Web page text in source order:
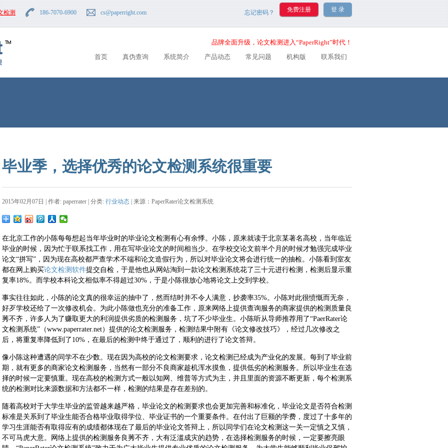
检测 186-7070-6900 cs@paperright.com 忘记密码？
品牌全面升级，论文检测进入“PaperRight”时代！
首页
真伪查询 系统简介 产品动态 常见问题 机构版 联系我们
毕业季，选择优秀的论文检测系统很重要
2015年02月07日 | 作者: paperrater | 分类: 行业动态 | 来源：PaperRater论文检测系统
在北京工作的小陈每每想起当年毕业时的毕业论文检测有心有余悸。小陈，原来就读于北京某著名高校，当年临近
毕业的时候，因为忙于联系找工作，用在写毕业论文的时间相当少。在学校交论文前半个月的时候才勉强完成毕业
论文“拼写”，因为现在高校都严查学术不端和论文造假行为，所以对毕业论文将会进行统一的抽检。小陈看到室友
都在网上购买论文检测软件提交自检，于是他也从网站淘到一款论文检测系统花了三十元进行检测，检测后显示重
复率18%。而学校本科论文相似率不得超过30%，于是小陈很放心地将论文上交到学校。
事实往往如此，小陈的论文真的很幸运的抽中了，然而结时并不令人满意，抄袭率35%。小陈对此很愤慨而无奈，
好歹学校还给了一次修改机会。为此小陈做也充分的准备工作，原来网络上提供查询服务的商家提供的检测质量良
莠不齐，许多人为了赚取更大的利润提供劣质的检测服务，坑了不少毕业生。小陈听从导师推荐用了“PaerRater论
文检测系统”（www.paperrater.net）提供的论文检测服务，检测结果中附有《论文修改技巧》，经过几次修改之
后，将重复率降低到了10%，在最后的检测中终于通过了，顺利的进行了论文答辩。
像小陈这种遭遇的同学不在少数。现在因为高校的论文检测要求，论文检测已经成为产业化的发展。每到了毕业前
期，就有更多的商家论文检测服务，当然有一部分不良商家趁机浑水摸鱼，提供低劣的检测服务。所以毕业生在选
择的时候一定要慎重。现在高校的检测方式一般以知网、维普等方式为主，并且里面的资源不断更新，每个检测系
统的检测对比来源数据和方法都不一样，检测的结果是存在差别的。
随着高校对于大学生毕业的监管越来越严格，毕业论文的检测要求也会更加完善和标准化，毕业论文是否符合检测
标准是关系到了毕业生能否合格毕业取得学位、毕业证书的一个重要条件。在付出了巨额的学费，度过了十多年的
学习生涯能否有取得应有的成绩都体现在了最后的毕业论文答辩上，所以同学们在论文检测这一关一定慎之又慎，
不可马虎大意。网络上提供的检测服务良莠不齐，大有泛滥成灾的趋势，在选择检测服务的时候，一定要擦亮眼